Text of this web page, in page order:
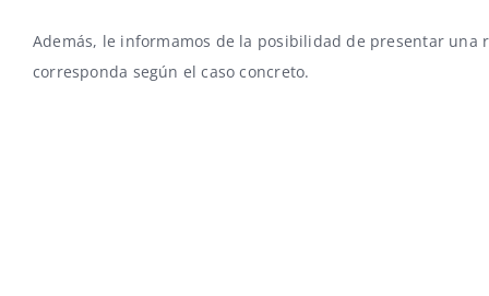
Además, le informamos de la posibilidad de presentar
corresponda según el caso concreto.